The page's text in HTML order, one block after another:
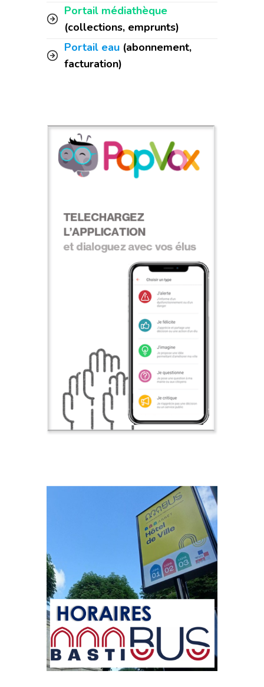
Portail médiathèque
(collections, emprunts)
Portail eau (abonnement,
facturation)